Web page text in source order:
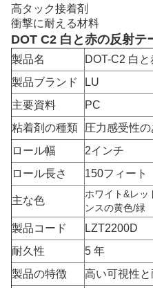
高タック接着剤
衝撃に耐える材料
DOT C2 白と赤の反射テ
製品名
DOT-C2 白
製品ブランド
LU
主要資料
PC
粘着剤の種類
圧力感受性
ロール幅
2インチ
ロール長さ
150フィート
主な色
ホワイト&レッ
ンスの黄色/緑
製品コード
LZT2200D
耐久性
5 年
製品の特徴
高い可視性と